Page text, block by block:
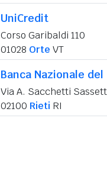
UniCredit
Corso Garibaldi 110
01028 Orte VT
Banca Nazionale del
Via A. Sacchetti
02100 Rieti RI